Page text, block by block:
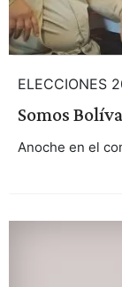
ELECCIONES
Somos
Anoche en el